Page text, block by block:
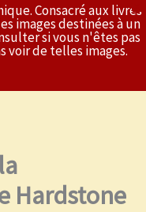
Consacré aux livres
images destinées à un
si vous n'êtes pas
voir de telles images.
Hardstone